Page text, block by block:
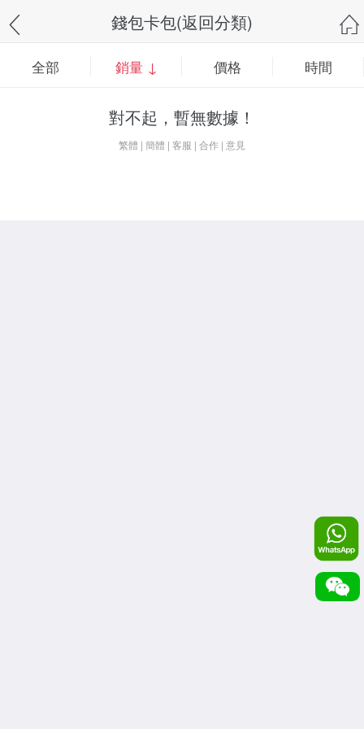
錢包卡包(返回分類)
全部 銷量 ↓ 價格 時間
對不起，暫無數據！
繁體 | 簡體 | 客服 | 合作 | 意見